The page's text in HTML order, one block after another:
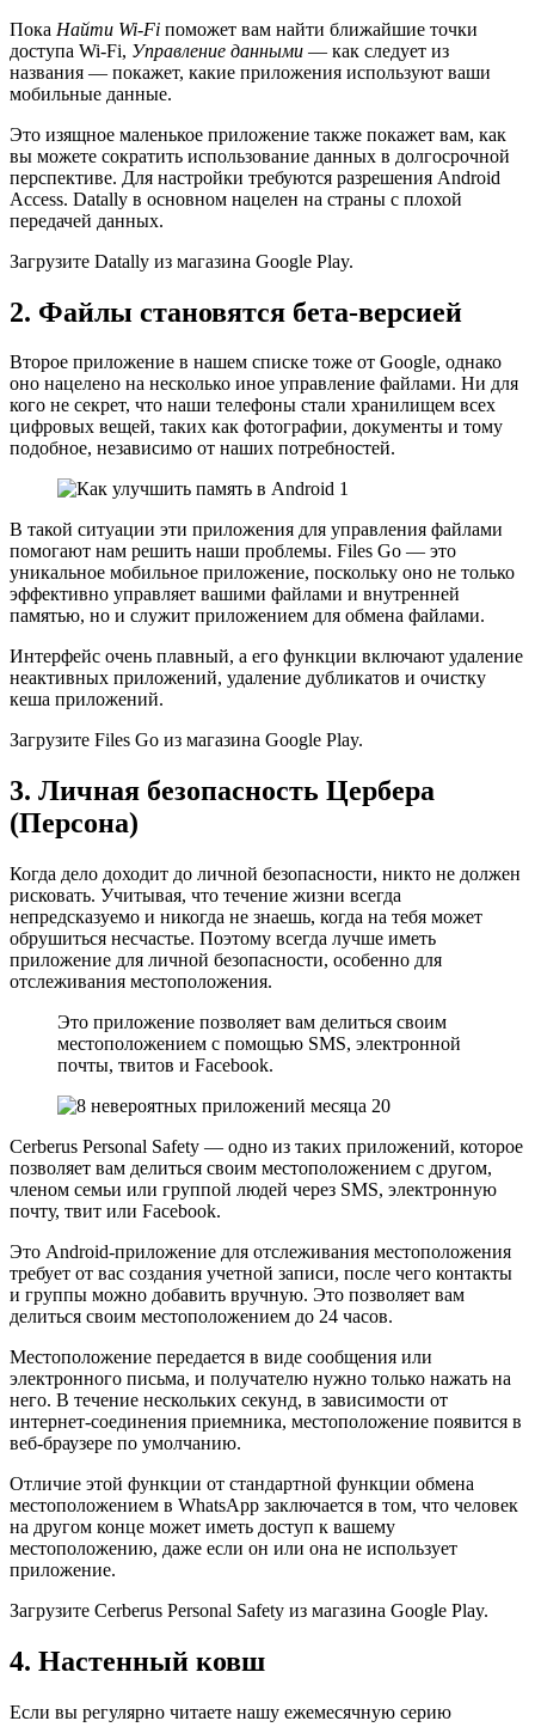
Пока Найти Wi-Fi поможет вам найти ближайшие точки
доступа Wi-Fi, Управление данными — как следует из
названия — покажет, какие приложения используют ваши
мобильные данные.
Это изящное маленькое приложение также покажет вам, как
вы можете сократить использование данных в долгосрочной
перспективе. Для настройки требуются разрешения Android
Access. Datally в основном нацелен на страны с плохой
передачей данных.
Загрузите Datally из магазина Google Play.
2. Файлы становятся бета-версией
Второе приложение в нашем списке тоже от Google, однако
оно нацелено на несколько иное управление файлами. Ни для
кого не секрет, что наши телефоны стали хранилищем всех
цифровых вещей, таких как фотографии, документы и тому
подобное, независимо от наших потребностей.
В такой ситуации эти приложения для управления файлами
помогают нам решить наши проблемы. Files Go — это
уникальное мобильное приложение, поскольку оно не только
эффективно управляет вашими файлами и внутренней
памятью, но и служит приложением для обмена файлами.
Интерфейс очень плавный, а его функции включают удаление
неактивных приложений, удаление дубликатов и очистку
кеша приложений.
Загрузите Files Go из магазина Google Play.
3. Личная безопасность Цербера
(Персона)
Когда дело доходит до личной безопасности, никто не должен
рисковать. Учитывая, что течение жизни всегда
непредсказуемо и никогда не знаешь, когда на тебя может
обрушиться несчастье. Поэтому всегда лучше иметь
приложение для личной безопасности, особенно для
отслеживания местоположения.
Это приложение позволяет вам делиться своим
местоположением с помощью SMS, электронной
почты, твитов и Facebook.
Cerberus Personal Safety — одно из таких приложений, которое
позволяет вам делиться своим местоположением с другом,
членом семьи или группой людей через SMS, электронную
почту, твит или Facebook.
Это Android-приложение для отслеживания местоположения
требует от вас создания учетной записи, после чего контакты
и группы можно добавить вручную. Это позволяет вам
делиться своим местоположением до 24 часов.
Местоположение передается в виде сообщения или
электронного письма, и получателю нужно только нажать на
него. В течение нескольких секунд, в зависимости от
интернет-соединения приемника, местоположение появится в
веб-браузере по умолчанию.
Отличие этой функции от стандартной функции обмена
местоположением в WhatsApp заключается в том, что человек
на другом конце может иметь доступ к вашему
местоположению, даже если он или она не использует
приложение.
Загрузите Cerberus Personal Safety из магазина Google Play.
4. Настенный ковш
Если вы регулярно читаете нашу ежемесячную серию